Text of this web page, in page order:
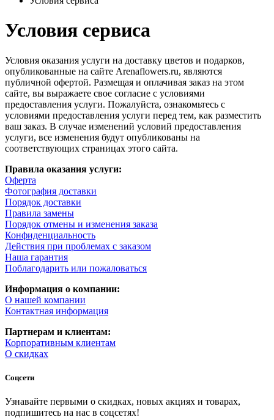
Условия сервиса
Условия оказания услуги на доставку цветов и подарков,
опубликованные на сайте Arenaflowers.ru, являются
публичной офертой. Размещая и оплачивая заказ на этом
сайте, вы выражаете свое согласие с условиями
предоставления услуги. Пожалуйста, ознакомьтесь с
условиями предоставления услуги перед тем, как разместить
ваш заказ. В случае изменений условий предоставления
услуги, все изменения будут опубликованы на
соответствующих страницах этого сайта.
Правила оказания услуги:
Оферта
Фотография доставки
Порядок доставки
Правила замены
Порядок отмены и изменения заказа
Конфиденциальность
Действия при проблемах с заказом
Наша гарантия
Поблагодарить или пожаловаться
Информация о компании:
О нашей компании
Контактная информация
Партнерам и клиентам:
Корпоративным клиентам
О скидках
Соцсети
Узнавайте первыми о скидках, новых акциях и товарах,
подпишитесь на нас в соцсетях!